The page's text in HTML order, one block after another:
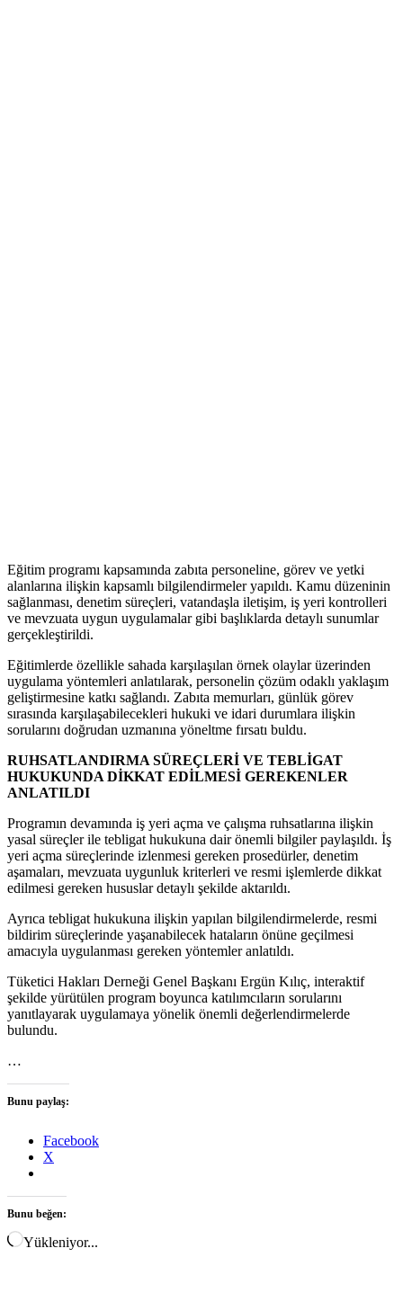
Eğitim programı kapsamında zabıta personeline, görev ve yetki
alanlarına ilişkin kapsamlı bilgilendirmeler yapıldı. Kamu düzeninin
sağlanması, denetim süreçleri, vatandaşla iletişim, iş yeri kontrolleri
ve mevzuata uygun uygulamalar gibi başlıklarda detaylı sunumlar
gerçekleştirildi.
Eğitimlerde özellikle sahada karşılaşılan örnek olaylar üzerinden
uygulama yöntemleri anlatılarak, personelin çözüm odaklı yaklaşım
geliştirmesine katkı sağlandı. Zabıta memurları, günlük görev
sırasında karşılaşabilecekleri hukuki ve idari durumlara ilişkin
sorularını doğrudan uzmanına yöneltme fırsatı buldu.
RUHSATLANDIRMA SÜREÇLERİ VE TEBLİGAT
HUKUKUNDA DİKKAT EDİLMESİ GEREKENLER
ANLATILDI
Programın devamında iş yeri açma ve çalışma ruhsatlarına ilişkin
yasal süreçler ile tebligat hukukuna dair önemli bilgiler paylaşıldı. İş
yeri açma süreçlerinde izlenmesi gereken prosedürler, denetim
aşamaları, mevzuata uygunluk kriterleri ve resmi işlemlerde dikkat
edilmesi gereken hususlar detaylı şekilde aktarıldı.
Ayrıca tebligat hukukuna ilişkin yapılan bilgilendirmelerde, resmi
bildirim süreçlerinde yaşanabilecek hataların önüne geçilmesi
amacıyla uygulanması gereken yöntemler anlatıldı.
Tüketici Hakları Derneği Genel Başkanı Ergün Kılıç, interaktif
şekilde yürütülen program boyunca katılımcıların sorularını
yanıtlayarak uygulamaya yönelik önemli değerlendirmelerde
bulundu.
…
Bunu paylaş:
Facebook
X
Bunu beğen:
Yükleniyor...